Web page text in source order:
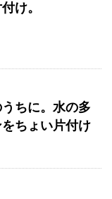
け。
ちに。水の多
ちょい片付け